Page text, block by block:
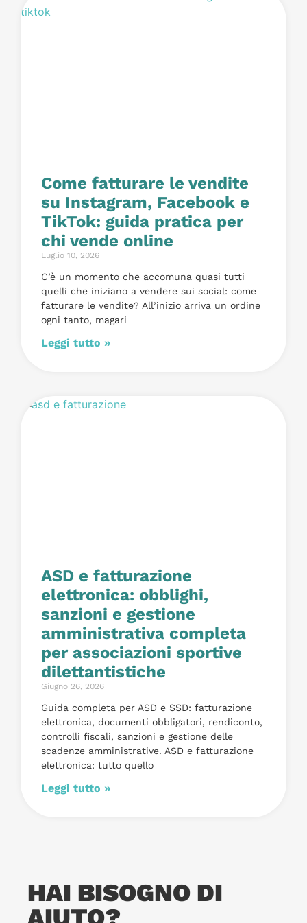
Come fatturare le vendite
su Instagram, Facebook e
TikTok: guida pratica per
chi vende online
Luglio 10, 2026
C’è un momento che accomuna quasi tutti
quelli che iniziano a vendere sui social: come
fatturare le vendite? All’inizio arriva un ordine
ogni tanto, magari
Leggi tutto »
ASD e fatturazione
elettronica: obblighi,
sanzioni e gestione
amministrativa completa
per associazioni sportive
dilettantistiche
Giugno 26, 2026
Guida completa per ASD e SSD: fatturazione
elettronica, documenti obbligatori, rendiconto,
controlli fiscali, sanzioni e gestione delle
scadenze amministrative. ASD e fatturazione
elettronica: tutto quello
Leggi tutto »
HAI BISOGNO DI